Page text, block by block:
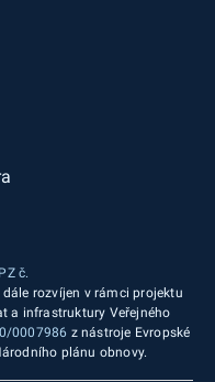
č.
dále rozvíjen v rámci projektu
a infrastruktury Veřejného
0007986 z nástroje Evropské
plánu obnovy.